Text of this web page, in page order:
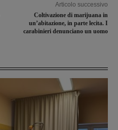
Articolo successivo
Coltivazione di marijuana in
un’abitazione, in parte lecita. I
carabinieri denunciano un uomo